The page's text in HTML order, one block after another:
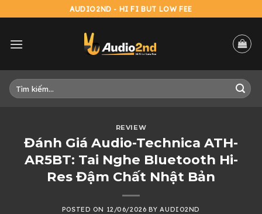
to
AUDIO2ND - HI FI BUT LOW FEE
Tìm
kiếm:
REVIEW
Đánh Giá Audio-Technica ATH-
AR5BT: Tai Nghe Bluetooth Hi-
Res Đậm Chất Nhật Bản
POSTED ON 12/06/2026 BYAUDIO2ND